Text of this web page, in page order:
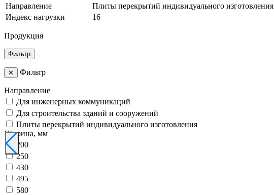
Направление
Плиты перекрытий индивидуального изготовления
Индекс нагрузки
16
Продукция
Фильтр
✕ Фильтр
Направление
Для инженерных коммуникаций
Для строительства зданий и сооружений
Плиты перекрытий индивидуального изготовления
Ширина, мм
200
250
430
495
580